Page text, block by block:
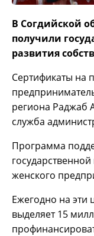
В Согдийской
получили
развития
Сертификаты на
региона Раджаб
служба
Программа
женского
Ежегодно на эти
выделяет 15